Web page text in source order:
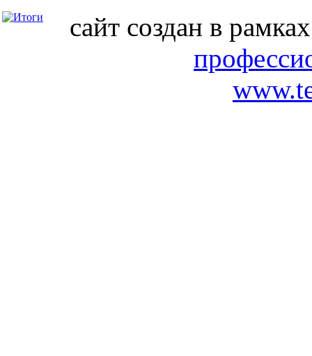
сайт создан в